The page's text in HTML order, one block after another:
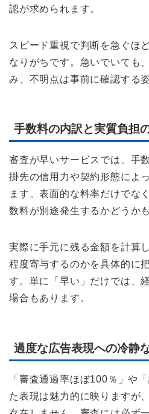
認が求められます。
スピード重視で判断を急ぐほ
なりがちです。急いでいても
み、不明点は事前に確認する
手数料の内訳と実質負担
審査が早いサービスでは、手
掛先の信用力や契約形態によ
ます。表面的な料率だけでな
数料が別途発生するかどうか
実際に手元に残る金額を計算
程度寄与するのかを具体的に
す。単に「早い」だけでは、
場合もあります。
過度な広告表現への冷静
「審査通過率ほぼ100％」や
た表現は魅力的に映りますが